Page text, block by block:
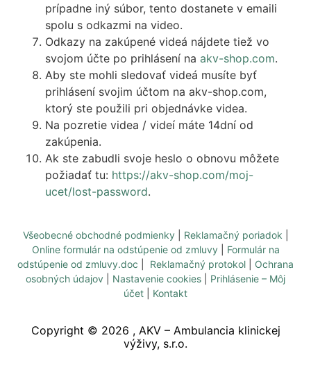
prípadne iný súbor, tento dostanete v emaili
spolu s odkazmi na video.
Odkazy na zakúpené videá nájdete tiež vo
svojom účte po prihlásení na akv-shop.com.
Aby ste mohli sledovať videá musíte byť
prihlásení svojim účtom na akv-shop.com,
ktorý ste použili pri objednávke videa.
Na pozretie videa / videí máte 14dní od
zakúpenia.
Ak ste zabudli svoje heslo o obnovu môžete
požiadať tu: https://akv-shop.com/moj-
ucet/lost-password.
Všeobecné obchodné podmienky| Reklamačný poriadok
Online formulár na odstúpenie od zmluvy| Formulár na
odstúpenie od zmluvy.doc
Reklamačný protokol
Ochrana
osobných údajov
Nastavenie cookies
Prihlásenie – Môj
účet
Kontakt
Copyright © 2026 , AKV – Ambulancia klinickej
výživy, s.r.o.